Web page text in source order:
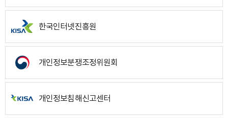
한국인터넷진흥원
개인정보분쟁조정위원회
개인정보침해신고센터